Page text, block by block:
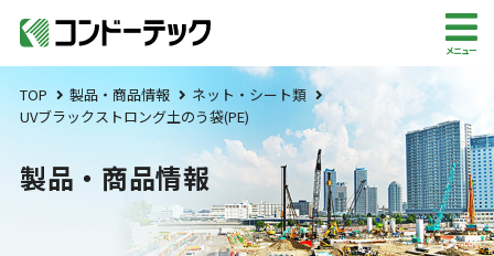
メニュー
TOP 製品・商品情報
ネット・シート類
UVブラックストロング土のう袋(PE)
製品・商品情報